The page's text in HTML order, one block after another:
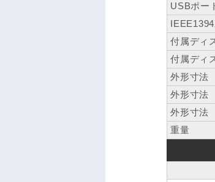
USBポー
付属ディ
付属ディ
外形寸法
外形寸法
外形寸法
重量